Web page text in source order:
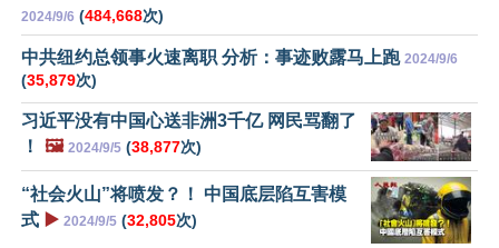
2024/9/6 (484,668次)
中共纽约总领事火速离职 分析：事迹败露马上跑 2024/9/6
(35,879次)
习近平没有中国心送非洲3千亿 网民骂翻了
！
🖼️ 2024/9/5 (38,877次)
“社会火山”将喷发？！ 中国底层陷互害模
式 ▶️ 2024/9/5 (32,805次)